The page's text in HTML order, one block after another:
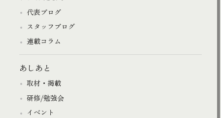
代表ブログ
スタッフブログ
連載コラム
あしあと
取材・掲載
研修/勉強会
イベント